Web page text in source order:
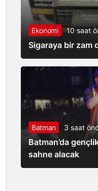
Ekonomi 10 saat
Sigaraya bir zam
Batman 3 saat
Batman’da
sahne alacak